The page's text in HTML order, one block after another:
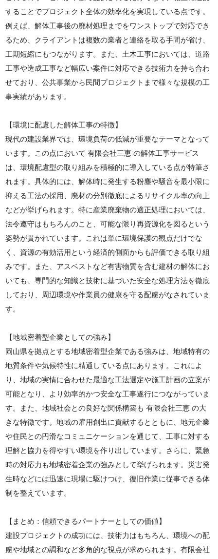
することでプロジェクト全体の効率化を実現している点です。
例えば、解体工事後の廃材処理までをワンストップで対応でき
るため、クライアントは複数の業者と連絡を取る手間が省け、
工期短縮にもつながります。また、土木工事においては、道路
工事や造成工事など幅広い案件に対応できる技術力を持ち合わ
せており、公共事業から民間プロジェクトまで様々な規模の工
事実績があります。
【環境に配慮した解体工事の特徴】
現代の建設業界では、環境負荷の低減が重要なテーマとなって
います。この点において 有限会社三恵 の解体工事サービス
は、環境配慮型の取り組みを積極的に導入している点が特筆さ
れます。具体的には、解体時に発生する粉塵や騒音を最小限に
抑える工法の採用、廃材の分別徹底によるリサイクル率の向上
などが挙げられます。特に産業廃棄物の適正処理においては、
法令遵守はもちろんのこと、可能な限り再資源化を図るという
姿勢が貫かれています。これは単に環境保護の観点だけでな
く、資源の有効活用という経済的側面からも評価できる取り組
みです。また、アスベストなど有害物質を含む建材の解体にお
いても、専門的な知識と技術に基づいた安全な処理方法を徹底
しており、周辺環境や作業員の健康を守る配慮がなされていま
す。
【地域密着型企業としての強み】
岡山県を拠点とする地域密着型企業である強みは、地域特有の
地質条件や気候特性に精通している点にあります。これによ
り、地域の実情に合わせた最適な工法選定や施工計画の立案が
可能となり、より効率的かつ安全な工事遂行につながっていま
す。また、地域社会との良好な関係構築も 有限会社三恵 の大
きな特徴です。地域の雇用創出に貢献するとともに、地元企業
や住民との円滑なコミュニケーションを通じて、工事に対する
理解と協力を得やすい環境を作り出しています。さらに、緊急
時の対応力も地域密着企業の強みとして挙げられます。災害発
生時などには迅速に現場に駆けつけ、復旧作業に従事できる体
制を整えています。
【まとめ：信頼できるパートナーとしての価値】
建設プロジェクトの成功には、技術力はもちろん、環境への配
慮や地域との調和など多角的な視点が求められます。有限会社